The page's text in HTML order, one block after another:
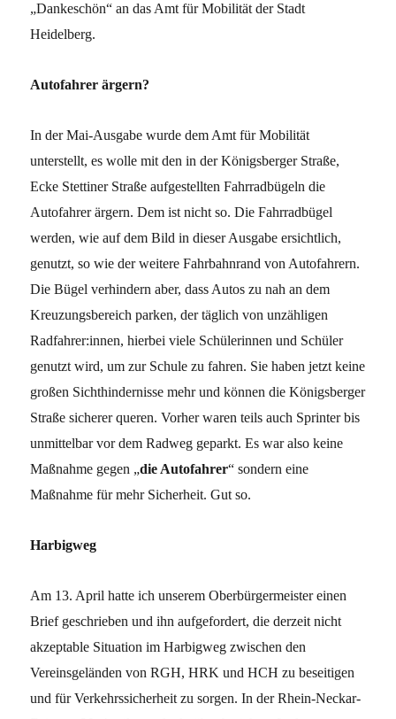
„Dankeschön“ an das Amt für Mobilität der Stadt
Heidelberg.
Autofahrer ärgern?
In der Mai-Ausgabe wurde dem Amt für Mobilität
unterstellt, es wolle mit den in der Königsberger Straße,
Ecke Stettiner Straße aufgestellten Fahrradbügeln die
Autofahrer ärgern. Dem ist nicht so. Die Fahrradbügel
werden, wie auf dem Bild in dieser Ausgabe ersichtlich,
genutzt, so wie der weitere Fahrbahnrand von Autofahrern.
Die Bügel verhindern aber, dass Autos zu nah an dem
Kreuzungsbereich parken, der täglich von unzähligen
Radfahrer:innen, hierbei viele Schülerinnen und Schüler
genutzt wird, um zur Schule zu fahren. Sie haben jetzt keine
großen Sichthindernisse mehr und können die Königsberger
Straße sicherer queren. Vorher waren teils auch Sprinter bis
unmittelbar vor dem Radweg geparkt. Es war also keine
Maßnahme gegen „die Autofahrer“ sondern eine
Maßnahme für mehr Sicherheit. Gut so.
Harbigweg
Am 13. April hatte ich unserem Oberbürgermeister einen
Brief geschrieben und ihn aufgefordert, die derzeit nicht
akzeptable Situation im Harbigweg zwischen den
Vereinsgeländen von RGH, HRK und HCH zu beseitigen
und für Verkehrssicherheit zu sorgen. In der Rhein-Neckar-